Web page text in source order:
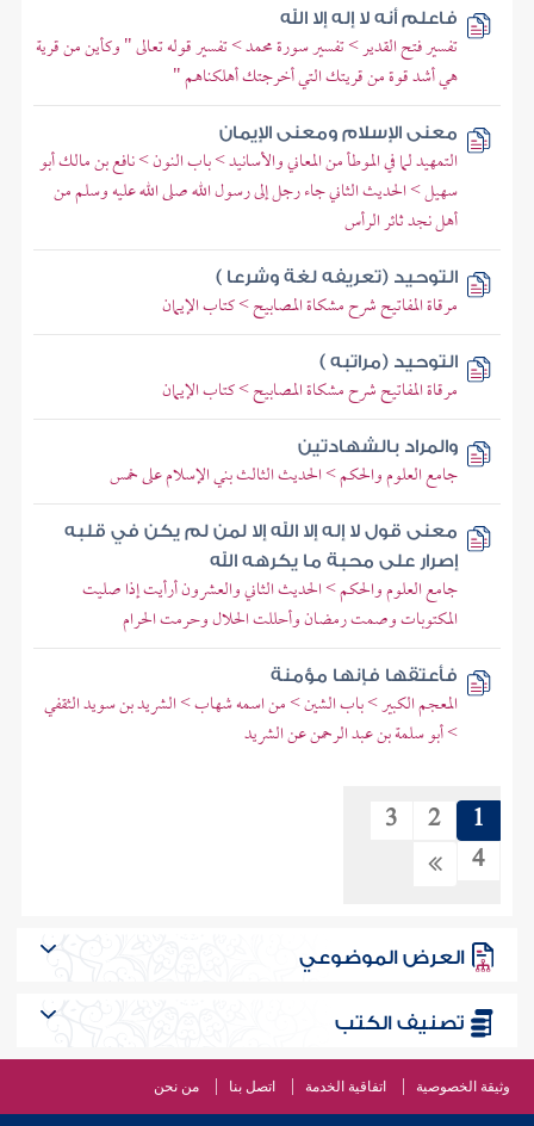
فاعلم أنه لا إله إلا الله
تفسير فتح القدير > تفسير سورة محمد > تفسير قوله تعالى " وكأين من قرية
هي أشد قوة من قريتك التي أخرجتك أهلكناهم "
معنى الإسلام ومعنى الإيمان
التمهيد لما في الموطأ من المعاني والأسانيد > باب النون > نافع بن مالك أبو
سهيل > الحديث الثاني جاء رجل إلى رسول الله صلى الله عليه وسلم من
أهل نجد ثائر الرأس
التوحيد (تعريفه لغة وشرعا )
مرقاة المفاتيح شرح مشكاة المصابيح > كتاب الإيمان
التوحيد (مراتبه )
مرقاة المفاتيح شرح مشكاة المصابيح > كتاب الإيمان
والمراد بالشهادتين
جامع العلوم والحكم > الحديث الثالث بني الإسلام على خمس
معنى قول لا إله إلا الله إلا لمن لم يكن في قلبه
إصرار على محبة ما يكرهه الله
جامع العلوم والحكم > الحديث الثاني والعشرون أرأيت إذا صليت
المكتوبات وصمت رمضان وأحللت الحلال وحرمت الحرام
فأعتقها فإنها مؤمنة
المعجم الكبير > باب الشين > من اسمه شهاب > الشريد بن سويد الثقفي
> أبو سلمة بن عبد الرحمن عن الشريد
1
2
3
4
العرض الموضوعي
تصنيف الكتب
وثيقة الخصوصية اتفاقية الخدمة اتصل بنا من نحن